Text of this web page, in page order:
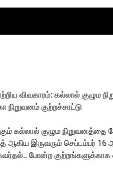
விவகாரம்: கல்லால் குழும
குற்றச்சாட்டு
கல்லால் குழும நிறுவனத்தை
இருவரும் செப்டம்பர் 16
போன்ற குற்றங்களுக்காக